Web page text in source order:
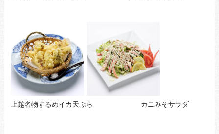
上越名物するめイカ天ぷら カニみそサラダ